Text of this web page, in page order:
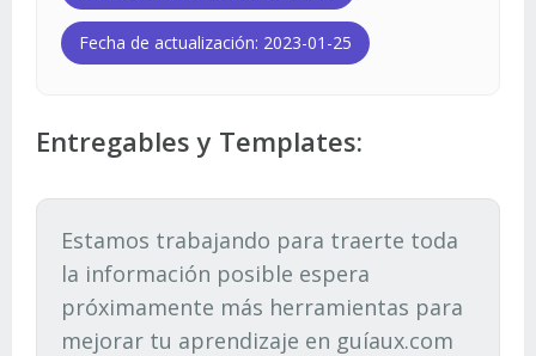
Fecha de actualización: 2023-01-25
Entregables y Templates:
Estamos trabajando para traerte toda
la información posible espera
próximamente más herramientas para
mejorar tu aprendizaje en guíaux.com